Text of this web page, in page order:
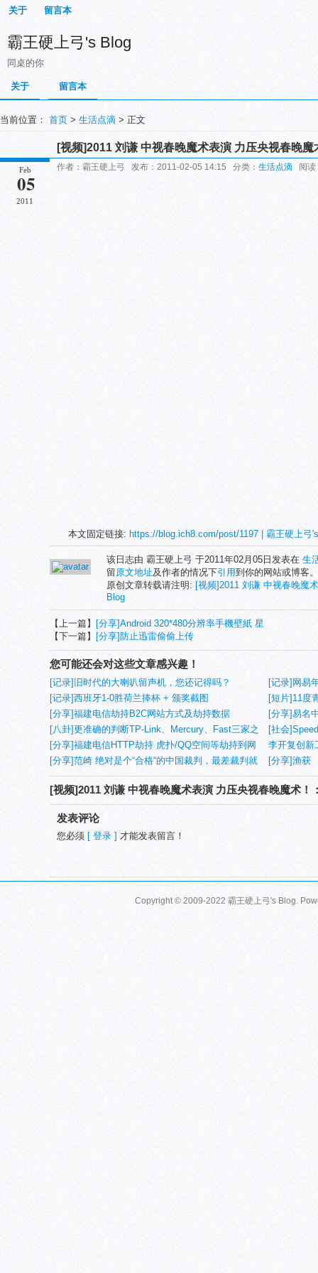
关于 留言本
霸王硬上弓's Blog
同桌的你
关于 留言本
当前位置： 首页 > 生活点滴 > 正文
[视频]2011 刘谦 中视春晚魔术表演 力压央视春晚魔
Feb
05
2011
作者：霸王硬上弓 发布：2011-02-05 14:15 分类： 生活点滴 阅
本文固定链接: https://blog.ich8.com/post/1197 | 霸王硬上弓
该日志由 霸王硬上弓 于2011年02月05日发表在 生
留原文地址及作者的情况下引用到你的网站或博客。
原创文章转载请注明: [视频]2011 刘谦 中视春晚魔
Blog
【上一篇】
[分享]Android 320*480分辨率手機壁紙 星
【下一篇】
[分享]防止迅雷偷偷上传
您可能还会对这些文章感兴趣！
[记录]旧时代的大喇叭留声机，您还记得吗？
[记录]网易
[记录]西班牙1-0胜荷兰捧杯 + 颁奖截图
[短片]11度
[分享]福建电信劫持B2C网站方式及劫持数据
[分享]易名
[八卦]更准确的判断TP-Link、Mercury、Fast三家之
间的关系
[社会
[分享]福建电信HTTP劫持 虎扑/QQ空间等劫持到网
易BOBO(7)
李开复创新
[分享]范崎 绝对是个“合格“的中国裁判，最差裁判就
是他！
[分享]渔获
[视频]2011 刘谦 中视春晚魔术表演 力压央视春晚魔术！
发表评论
您必须 [ 登录 ] 才能发表留言！
Copyright © 2009-2022 霸王硬上弓's Blog.